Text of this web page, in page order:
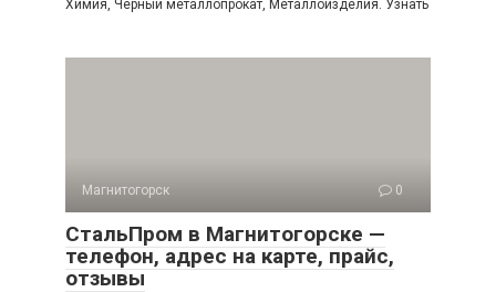
Химия, Чёрный металлопрокат, Металлоизделия. Узнать
Магнитогорск 0
СтальПром в Магнитогорске —
телефон, адрес на карте, прайс,
отзывы